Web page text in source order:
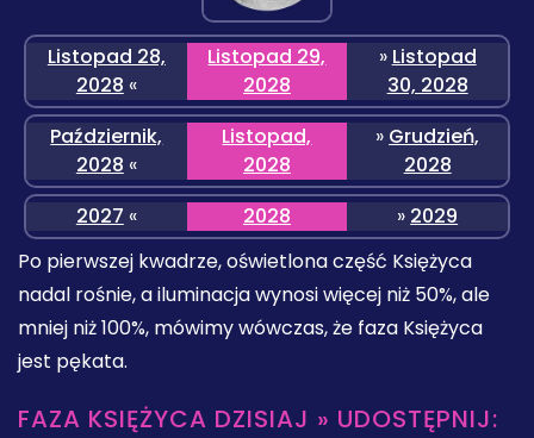
Listopad 28,
2028 «
Listopad 29,
2028
» Listopad
30, 2028
Październik,
2028 «
Listopad,
2028
» Grudzień,
2028
2027 « 2028 » 2029
Po pierwszej kwadrze, oświetlona część Księżyca
nadal rośnie, a iluminacja wynosi więcej niż 50%, ale
mniej niż 100%, mówimy wówczas, że faza Księżyca
jest pękata.
FAZA KSIĘŻYCA DZISIAJ » UDOSTĘPNIJ: